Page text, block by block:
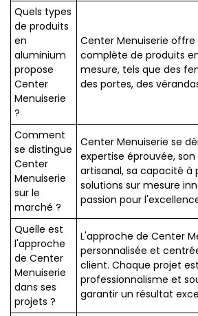
Quels types
de produits
en
aluminium
propose
Center
Menuiserie
?
Center Menuiserie
complète de produits
mesure, tels que des
des portes, des
Comment
se distingue
Center
Menuiserie
sur le
marché ?
Center Menuiserie se
expertise éprouvée,
artisanal, sa capacité à
solutions sur mesure
passion pour
Quelle est
l'approche
de Center
Menuiserie
dans ses
projets ?
L'approche de Center
personnalisée et
client. Chaque projet
professionnalisme et
garantir un résultat